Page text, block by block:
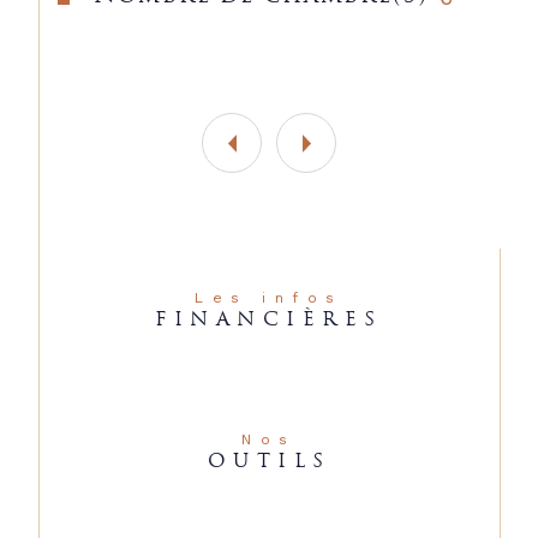
Les infos
FINANCIÈRES
Nos
OUTILS